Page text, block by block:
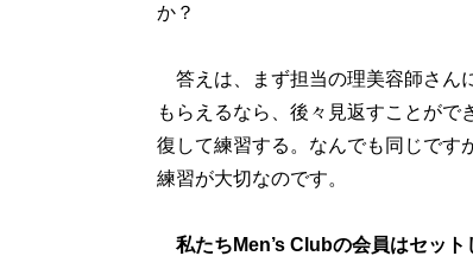
か？
答えは、まず担当の理美容師さん
もらえるなら、後々見返すことがで
復して練習する。なんでも同じです
練習が大切なのです。
私たちMen’s Clubの会員はセッ